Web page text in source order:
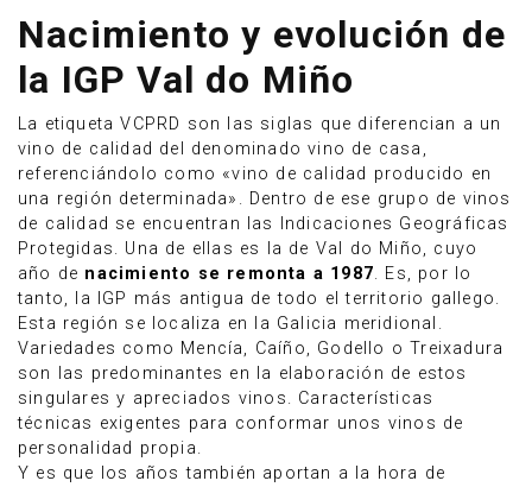
Nacimiento y evolución de
la IGP Val do Miño
La etiqueta VCPRD son las siglas que diferencian a un
vino de calidad del denominado vino de casa,
referenciándolo como «vino de calidad producido en
una región determinada». Dentro de ese grupo de vinos
de calidad se encuentran las Indicaciones Geográficas
Protegidas. Una de ellas es la de Val do Miño, cuyo
año de nacimiento se remonta a 1987. Es, por lo
tanto, la IGP más antigua de todo el territorio gallego.
Esta región se localiza en la Galicia meridional.
Variedades como Mencía, Caíño, Godello o Treixadura
son las predominantes en la elaboración de estos
singulares y apreciados vinos. Características
técnicas exigentes para conformar unos vinos de
personalidad propia.
Y es que los años también aportan a la hora de